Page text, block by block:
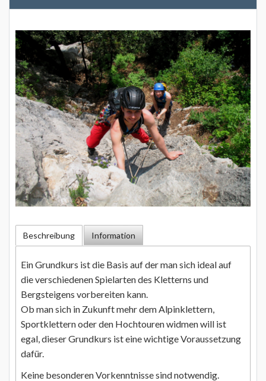
Beschreibung Information
Ein Grundkurs ist die Basis auf der man sich ideal auf
die verschiedenen Spielarten des Kletterns und
Bergsteigens vorbereiten kann.
Ob man sich in Zukunft mehr dem Alpinklettern,
Sportklettern oder den Hochtouren widmen will ist
egal, dieser Grundkurs ist eine wichtige Voraussetzung
dafür.
Keine besonderen Vorkenntnisse sind notwendig.